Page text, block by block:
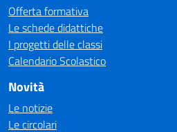
Offerta formativa
Le schede didattiche
I progetti delle classi
Calendario Scolastico
Novità
Le notizie
Le circolari